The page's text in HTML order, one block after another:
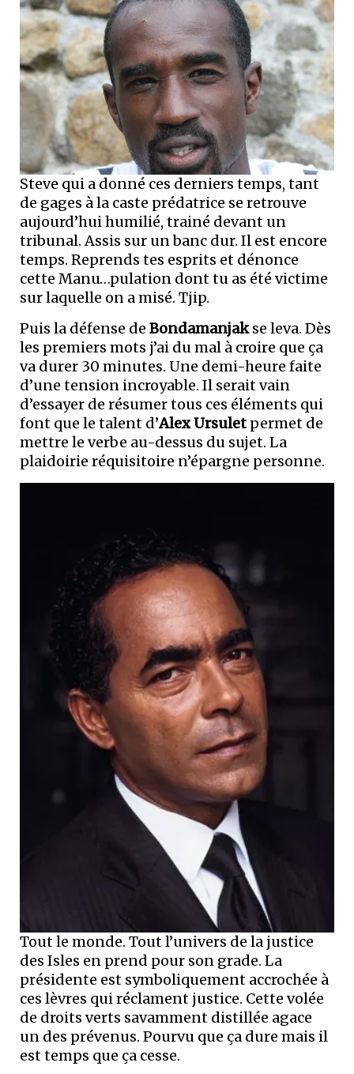
Steve qui a donné ces derniers temps, tant
de gages à la caste prédatrice se retrouve
aujourd’hui humilié, trainé devant un
tribunal. Assis sur un banc dur. Il est encore
temps. Reprends tes esprits et dénonce
cette Manu…pulation dont tu as été victime
sur laquelle on a misé. Tjip.
Puis la défense de Bondamanjakse leva. Dès
les premiers mots j’ai du mal à croire que ça
va durer 30 minutes. Une demi-heure faite
d’une tension incroyable. Il serait vain
d’essayer de résumer tous ces éléments qui
font que le talent d’Alex Ursulet permet de
mettre le verbe au-dessus du sujet. La
plaidoirie réquisitoire n’épargne personne.
Tout le monde. Tout l’univers de la justice
des Isles en prend pour son grade. La
présidente est symboliquement accrochée à
ces lèvres qui réclament justice. Cette volée
de droits verts savamment distillée agace
un des prévenus. Pourvu que ça dure mais il
est temps que ça cesse.